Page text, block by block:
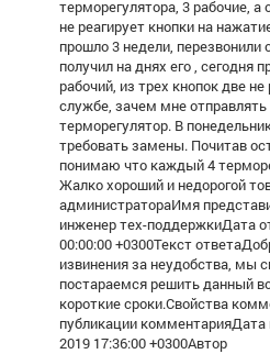
терморегулятора, 3 рабочие, а
не реагирует кнопки на
прошло 3 недели, перезвонили
получил на днях его , сегодня
рабочий, из трех кнопок две
службе, зачем мне
терморегулятор. В
требовать замены. Почитав
понимаю что каждый 4
Жалко хороший и недорогой
администратораИмя
инженер тех-поддержкиДата
00:00:00 +0300Текст
извинения за неудобства, мы
постараемся решить данный
короткие сроки.Свойства
публикации комментарияДата
2019 17:36:00 +0300Автор